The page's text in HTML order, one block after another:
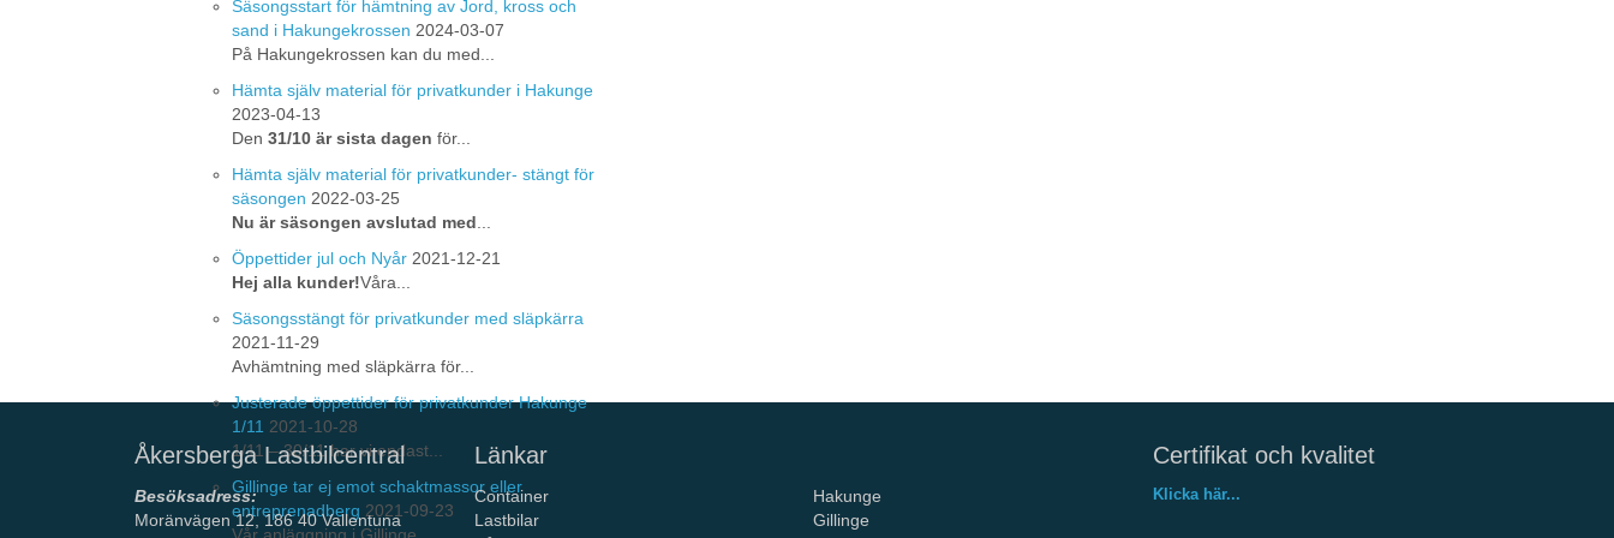
Säsongsstart för hämtning av Jord, kross och
sand i Hakungekrossen 2024-03-07
På Hakungekrossen kan du med...
Hämta själv material för privatkunder i Hakunge
2023-04-13
Den 31/10 är sista dagen för...
Hämta själv material för privatkunder- stängt för
säsongen 2022-03-25
Nu är säsongen avslutad med
Öppettider jul och Nyår 2021-12-21
Hej alla kunder!Våra...
Säsongsstängt för privatkunder med släpkärra
2021-11-29
Avhämtning med släpkärra för...
Justerade öppettider för privatkunder Hakunge
1/11 2021-10-28
1/11 – 30/11 har vi endast...
Gillinge tar ej emot schaktmassor eller
entreprenadberg 2021-09-23
Åkersberga Lastbilcentral
Besöksadress:
Moränvägen 12, 186 40 Vallentuna
Länkar
Container
Lastbilar
Hakunge
Gillinge
Certifikat och kvalitet
Klicka här...